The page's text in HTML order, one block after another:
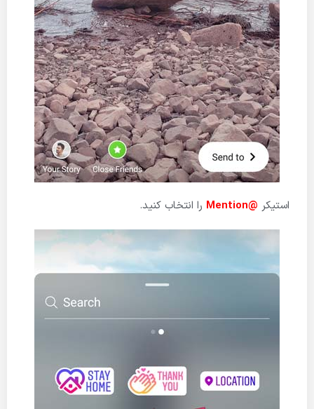
استیکر @Mention را انتخاب کنید.